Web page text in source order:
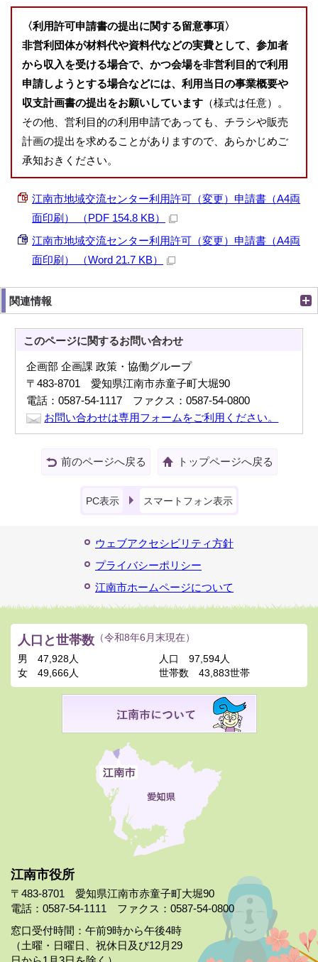
〈利用許可申請書の提出に関する留意事項〉
非営利団体が材料代や資料代などの実費として、参加者
から収入を受ける場合で、かつ会場を非営利目的で利用
申請しようとする場合などには、利用当日の事業概要や
収支計画書の提出をお願いしています （様式は任意）。
その他、営利目的の利用申請であっても、チラシや販売
計画の提出を求めることがありますので、あらかじめご
承知おきください。
江南市地域交流センター利用許可（変更）申請書（A4両
面印刷） （PDF 154.8 KB）
江南市地域交流センター利用許可（変更）申請書（A4両
面印刷） （Word 21.7 KB）
関連情報
このページに関するお問い合わせ
企画部 企画課 政策・協働グループ
〒483-8701 愛知県江南市赤童子町大堀90
電話：0587-54-1117 ファクス：0587-54-0800
お問い合わせは専用フォームをご利用ください。
前のページへ戻る トップページへ戻る
PC表示 スマートフォン表示
ウェブアクセシビリティ方針
プライバシーポリシー
江南市ホームページについて
江南市役所
〒483-8701 愛知県江南市赤童子町大堀90
電話：0587-54-1111 ファクス：0587-54-0800
窓口受付時間：午前9時から午後4時
（土曜・日曜日、祝休日及び12月29
人口と世帯数 （令和8年6月末現在）
男
47,928人
女
49,666人
人口
97,594人
世帯数
43,883世帯